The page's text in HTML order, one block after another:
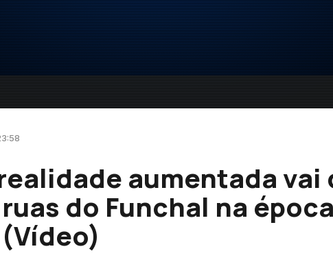
realidade aumentada vai
do Funchal na época